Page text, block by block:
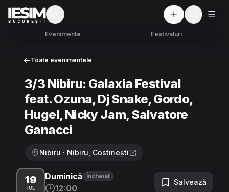
BUCUREȘTI Mod întunecat
Evenimente Festivaluri
Toate evenimentele
3/3 Nibiru: Galaxia Festival
feat. Ozuna, Dj Snake, Gordo,
Hugel, Nicky Jam, Salvatore
Ganacci
Nibiru · Nibiru, Costinești
19
IUL
Duminică Încheiat
12:00
Salvează